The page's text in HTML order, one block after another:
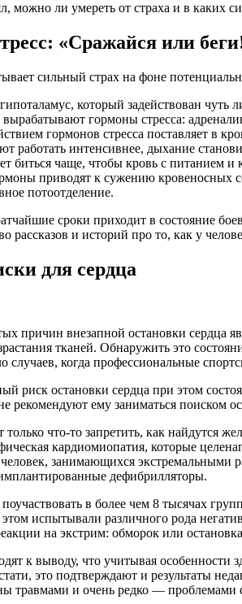
можно ли умереть от страха и в каких
«Сражайся или
сильный страх на фоне
который задействован
гормоны стресса:
гормонов стресса поставляет в
работать интенсивнее, дыхание
биться чаще, чтобы кровь с питанием
приводят к сужению кровеносных
потоотделение.
сроки приходит в состояние
рассказов и историй про то, как у
для сердца
причин внезапной остановки сердца
тканей. Обнаружить это
случаев, когда профессиональные
риск остановки сердца при этом
рекомендуют ему заниматься поиском
только что-то запретить, как
кардиомиопатия, которые
занимающихся
дефибрилляторы.
в более чем 8 тысячах
испытывали различного рода
на экстрим: обморок или
к выводу, что учитывая особенности
это подтверждают и результаты
травмами и очень редко — проблемами